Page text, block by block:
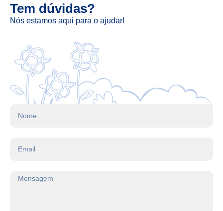
Tem dúvidas?
Nós estamos aqui para o ajudar!